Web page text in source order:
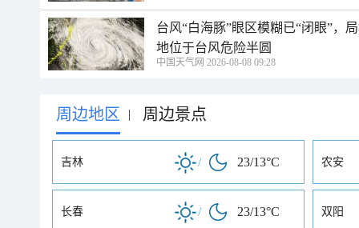
台风“白海豚”眼区模糊已“闭眼”，
地位于台风危险半圆
中国天气网 2026-08-08 09:28
周边地区 | 周边景点
吉林 / 23/13°C 农安
长春 / 23/13°C 双阳